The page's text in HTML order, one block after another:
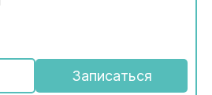
Записаться